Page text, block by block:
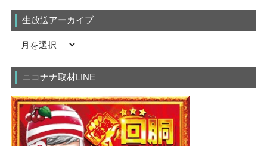
生放送アーカイブ
ニコナナ取材LINE